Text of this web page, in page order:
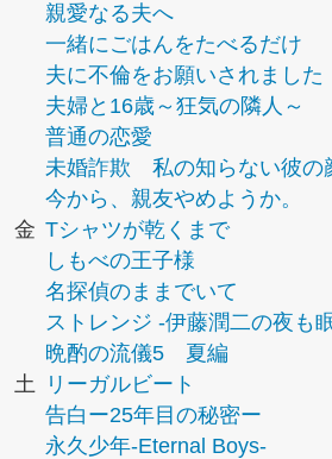
親愛なる夫へ
一緒にごはんをたべるだけ
夫に不倫をお願いされました
夫婦と16歳～狂気の隣人～
普通の恋愛
未婚詐欺 私の知らない彼の
今から、親友やめようか。
金 Tシャツが乾くまで
しもべの王子様
名探偵のままでいて
ストレンジ -伊藤潤二の夜も
晩酌の流儀5 夏編
土
リーガルビート
告白ー25年目の秘密ー
永久少年-Eternal Boys-